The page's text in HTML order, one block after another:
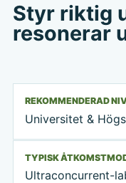
Styr riktig
resonerar
REKOMMENDERAD
Universitet &
TYPISK
Ultraconcurrent-